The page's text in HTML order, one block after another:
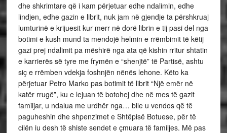
dhe shkrimtare që i kam përjetuar edhe ndalimin, edhe
lindjen, edhe gazin e librit, nuk jam në gjendje ta përshkruaj
lumturinë e krijuesit kur merr në dorë librin e tij pasi del nga
botimi e kush mund ta mendojë helmin e rrëmbimit të këtij
gazi prej ndalimit pa mëshirë nga ata që kishin rritur shtatin
e karrierës së tyre me frymën e “shenjtë” të Partisë, ashtu
siç e rrëmben vdekja foshnjën nënës lehone. Këto ka
përjetuar Petro Marko pas botimit të librit “Një emër në
katër rrugë”, ku e lejuan të botohej dhe në mes të gazit
familjar, u ndalua me urdhër nga… bile u vendos që të
paguheshin dhe shpenzimet e Shtëpisë Botuese, për të
cilën iu desh të shiste sendet e çmuara të familjes. Më pas